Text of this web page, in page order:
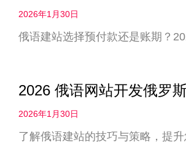
2026年1月30日
俄语建站选择预付款还是账期？
2026 俄语网站开发俄罗
2026年1月30日
了解俄语建站的技巧与策略，提